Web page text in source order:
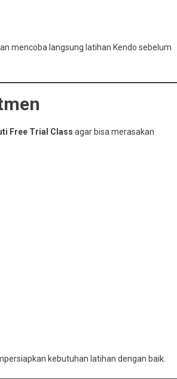
mencoba langsung latihan Kendo sebelum
Free Trial Class agar bisa merasakan
kebutuhan latihan dengan baik.